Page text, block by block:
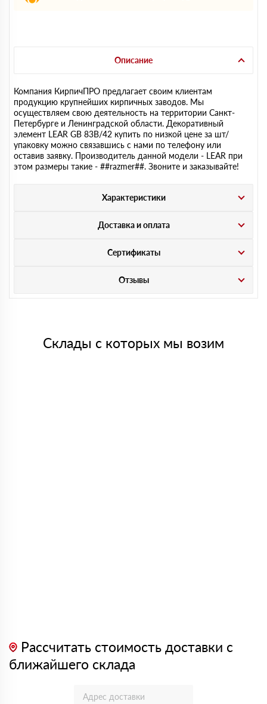
Описание
Компания КирпичПРО предлагает своим клиентам
продукцию крупнейших кирпичных заводов. Мы
осуществляем свою деятельность на территории Санкт-
Петербурге и Ленинградской области. Декоративный
элемент LEAR GB 83B/42 купить по низкой цене за шт/
упаковку можно связавшись с нами по телефону или
оставив заявку. Производитель данной модели - LEAR при
этом размеры такие - ##razmer##. Звоните и заказывайте!
Характеристики
Доставка и оплата
Сертификаты
Отзывы
Склады с которых мы возим
Рассчитать стоимость доставки с
ближайшего склада